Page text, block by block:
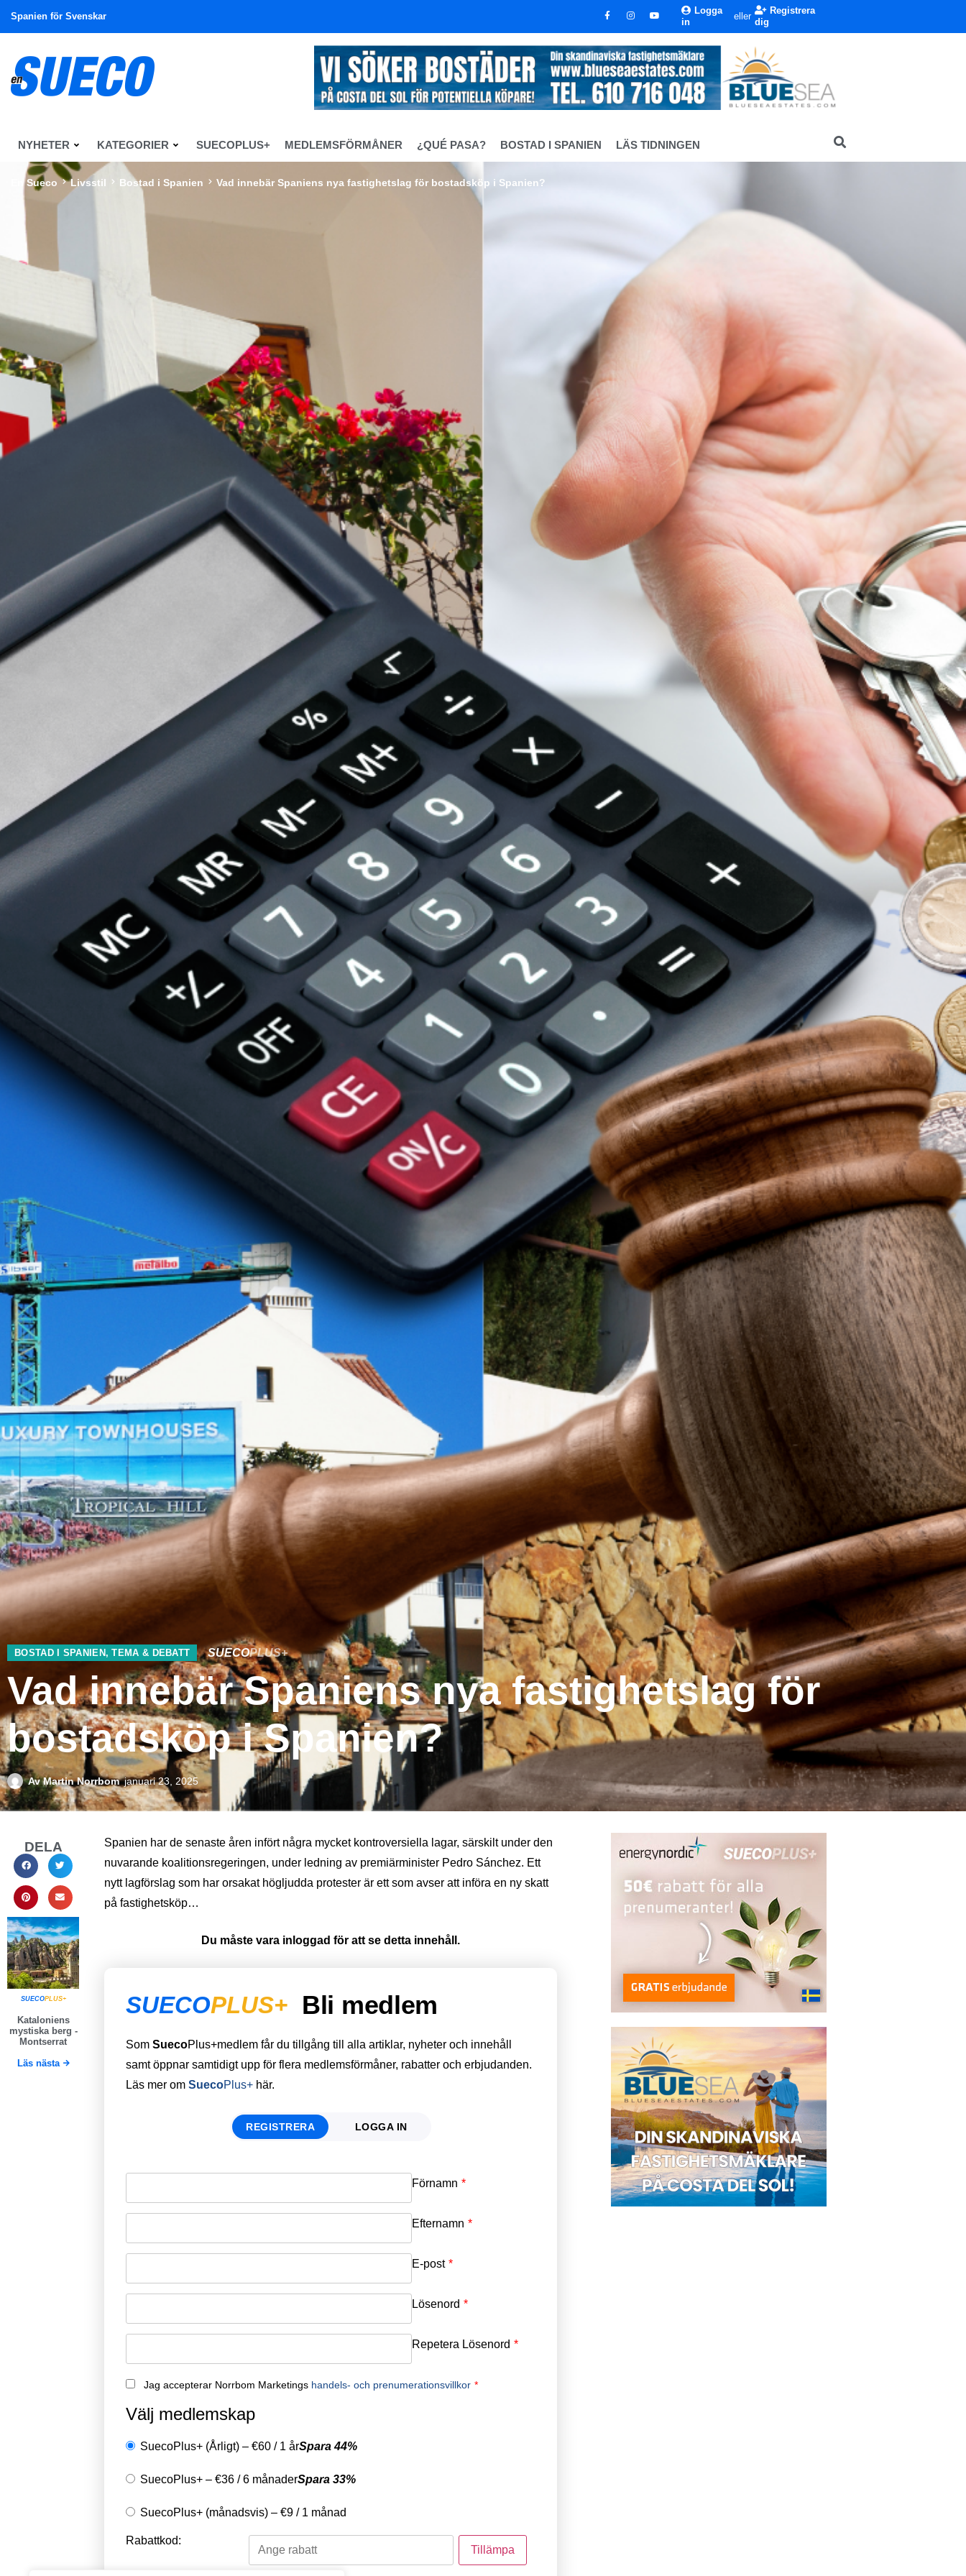
Spanien för Svenskar
Logga
in
eller
Registrera
dig
NYHETER KATEGORIER SUECOPLUS+ MEDLEMSFÖRMÅNER ¿QUÉ PASA? BOSTAD I SPANIEN LÄS TIDNINGEN
En Sueco Livsstil Bostad i Spanien Vad innebär Spaniens nya fastighetslag för bostadsköp i Spanien?
BOSTAD I SPANIEN ,TEMA & DEBATT SUECOPLUS+
Vad innebär Spaniens nya fastighetslag för
bostadsköp i Spanien?
AvMartin Norrbom januari 23, 2025
DELA
SUECOPLUS+
Kataloniens
mystiska berg -
Montserrat
Läs nästa
Spanien har de senaste åren infört några mycket kontroversiella lagar, särskilt under den
nuvarande koalitionsregeringen, under ledning av premiärminister Pedro Sánchez. Ett
nytt lagförslag som har orsakat högljudda protester är ett som avser att införa en ny skatt
på fastighetsköp…
Du måste vara inloggad för att se detta innehåll.
SUECOPLUS+ Bli medlem
Som SuecoPlus+medlem får du tillgång till alla artiklar, nyheter och innehåll
samt öppnar samtidigt upp för flera medlemsförmåner, rabatter och erbjudanden.
Läs mer om SuecoPlus+ här.
REGISTRERA LOGGA IN
Förnamn *
Efternamn *
E-post *
Lösenord *
Repetera Lösenord *
Jag accepterar Norrbom Marketings handels- och prenumerationsvillkor *
Välj medlemskap
SuecoPlus+ (Årligt) – €60 / 1 årSpara 44%
SuecoPlus+ – €36 /6 månaderSpara 33%
SuecoPlus+ (månadsvis) – €9 / 1 månad
Rabattkod:
Email
Password